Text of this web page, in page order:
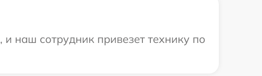
наш сотрудник привезет технику по